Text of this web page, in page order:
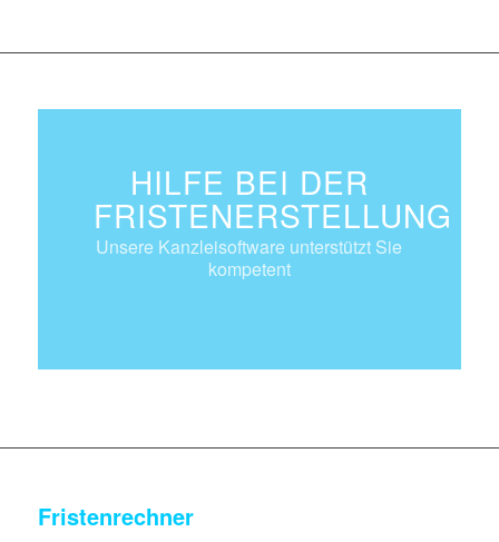
HILFE BEI DER
FRISTENERSTELLUNG
Unsere Kanzleisoftware unterstützt Sie
kompetent
Fristenrechner